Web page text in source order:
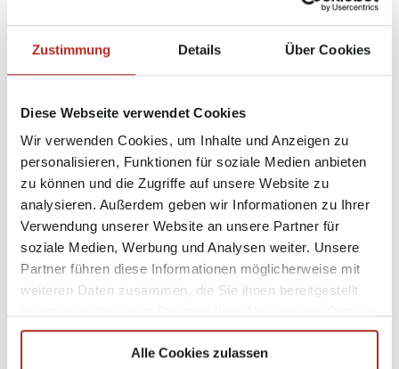
Zustimmung Details Über Cookies
Diese Webseite verwendet Cookies
Wir verwenden Cookies, um Inhalte und Anzeigen zu
personalisieren, Funktionen für soziale Medien anbieten
zu können und die Zugriffe auf unsere Website zu
analysieren. Außerdem geben wir Informationen zu Ihrer
Verwendung unserer Website an unsere Partner für
soziale Medien, Werbung und Analysen weiter. Unsere
Partner führen diese Informationen möglicherweise mit
weiteren Daten zusammen, die Sie ihnen bereitgestellt
gesammelt haben.
Alle Cookies zulassen
Entdecken Sie unsere Märkte!
Kontakt vor Ort